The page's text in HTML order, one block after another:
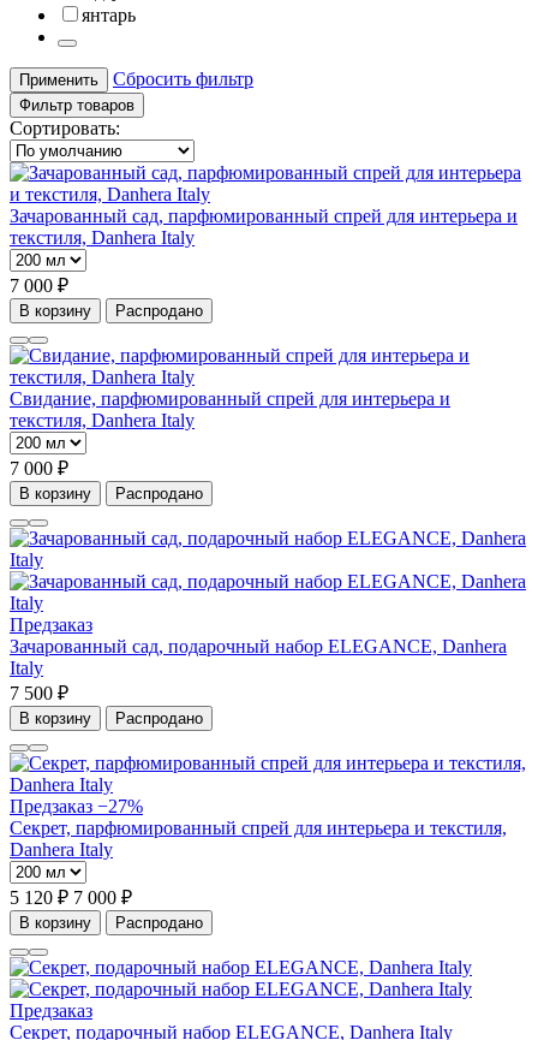
янтарь
Применить Сбросить фильтр
Фильтр товаров
Сортировать:
Зачарованный сад, парфюмированный спрей для интерьера и
текстиля, Danhera Italy
7 000 ₽
В корзину Распродано
Свидание, парфюмированный спрей для интерьера и
текстиля, Danhera Italy
7 000 ₽
В корзину Распродано
Предзаказ
Зачарованный сад, подарочный набор ELEGANCE, Danhera
Italy
7 500 ₽
В корзину Распродано
Предзаказ −27%
Секрет, парфюмированный спрей для интерьера и текстиля,
Danhera Italy
5 120 ₽ 7 000 ₽
В корзину Распродано
Предзаказ
Секрет, подарочный набор ELEGANCE, Danhera Italy